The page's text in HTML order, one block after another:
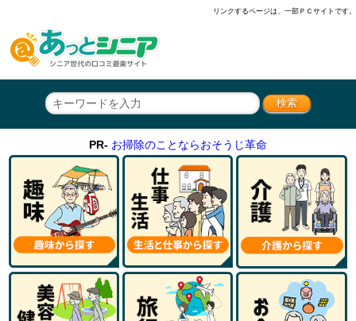
リンクするページは、一部ＰＣサイトです。
PR- お掃除のことならおそうじ革命